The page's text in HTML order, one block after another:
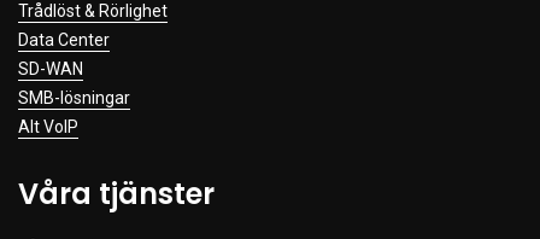
Trådlöst & Rörlighet
Data Center
SD-WAN
SMB-lösningar
Alt VoIP
Våra tjänster